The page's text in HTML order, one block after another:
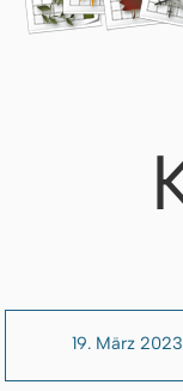
19. März 2023